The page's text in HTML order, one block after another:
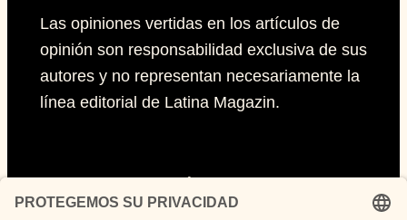
Las opiniones vertidas en los artículos de
opinión son responsabilidad exclusiva de sus
autores y no representan necesariamente la
línea editorial de Latina Magazin.
Páginas